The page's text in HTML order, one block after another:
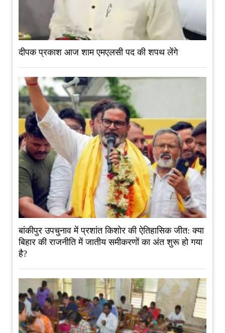
दीपक प्रकाश आज शाम एमएलसी पद की शपथ लेंगे
बांकीपुर उपचुनाव में प्रशांत किशोर की ऐतिहासिक जीत: क्या
बिहार की राजनीति में जातीय समीकरणों का अंत शुरू हो गया
है?